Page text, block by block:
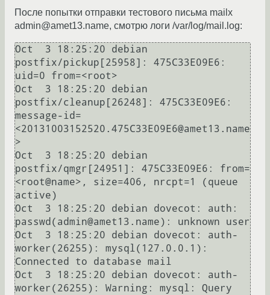
После попытки отправки тестового письма mailx
admin@amet13.name, смотрю логи /var/log/mail.log:
Oct  3 18:25:20 debian
postfix/pickup[25958]: 475C33E09E6:
uid=0 from=<root>
Oct  3 18:25:20 debian
postfix/cleanup[26248]: 475C33E09E6:
message-id=
<20131003152520.475C33E09E6@amet13.name
>
Oct  3 18:25:20 debian
postfix/qmgr[24951]: 475C33E09E6: from=
<root@name>, size=406, nrcpt=1 (queue
active)
Oct  3 18:25:20 debian dovecot: auth:
passwd(admin@amet13.name): unknown user
Oct  3 18:25:20 debian dovecot: auth-
worker(26255): mysql(127.0.0.1):
Connected to database mail
Oct  3 18:25:20 debian dovecot: auth-
worker(26255): Warning: mysql: Query